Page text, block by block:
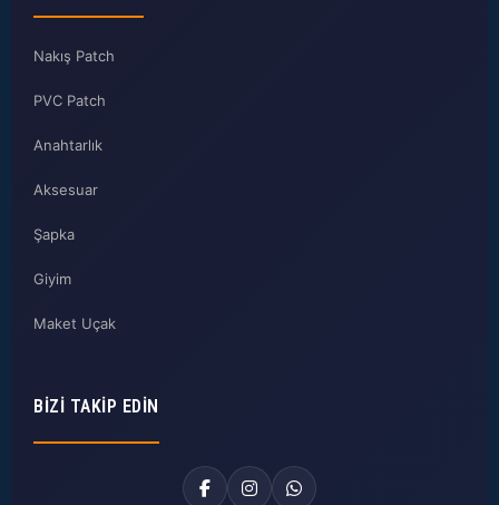
Nakış Patch
PVC Patch
Anahtarlık
Aksesuar
Şapka
Giyim
Maket Uçak
BIZI TAKIP EDIN